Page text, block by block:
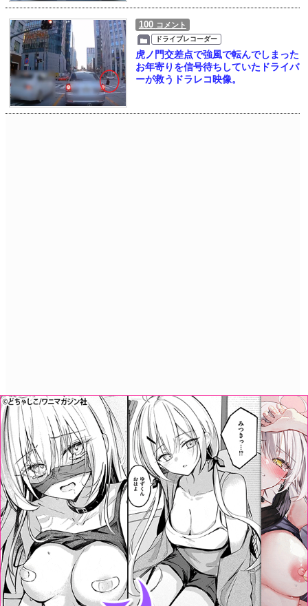
100 コメント
ドライブレコーダー
虎ノ門交差点で強風で転んでしまった
お年寄りを信号待ちしていたドライバ
ーが救うドラレコ映像。